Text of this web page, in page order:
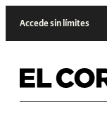
Accede sin límites